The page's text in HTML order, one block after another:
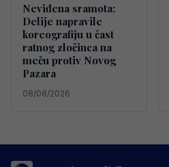
Neviđena sramota:
Delije napravile
koreografiju u čast
ratnog zločinca na
meču protiv Novog
Pazara
08/08/2026